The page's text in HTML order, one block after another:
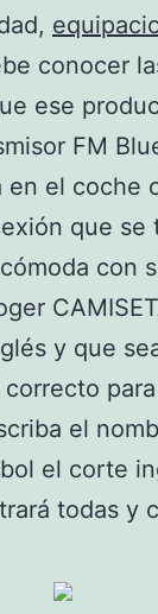
conocer
ese
FM
en el coche
que se
con
y que
el
el corte
todas y